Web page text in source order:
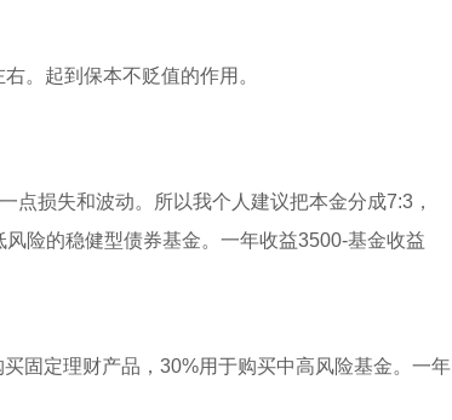
。起到保本不贬值的作用。
点损失和波动。所以我个人建议把本金分成7:3，
险的稳健型债券基金。一年收益3500-基金收益
固定理财产品，30%用于购买中高风险基金。一年